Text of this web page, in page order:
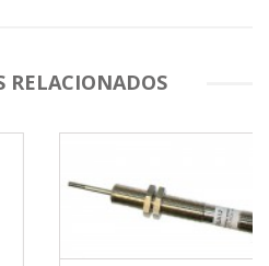
RELACIONADOS